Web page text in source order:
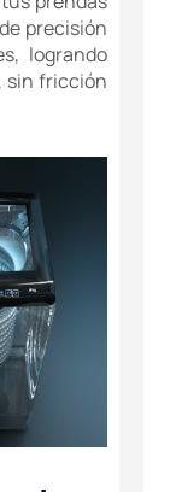
precisión
logrando
sin fricción